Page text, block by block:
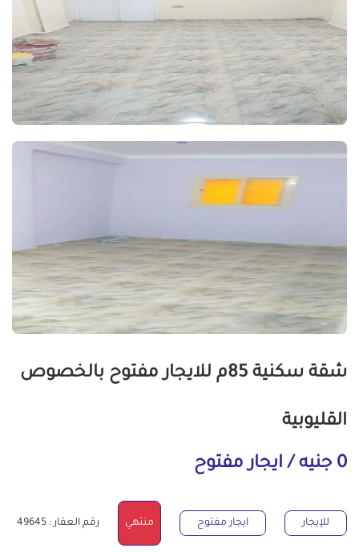
شقة سكنية 85م للايجار مفتوح بالخصوص
القليوبية
0 جنيه / ايجار مفتوح
للإيجار ايجار مفتوح منتهي رقم العقار : 49645